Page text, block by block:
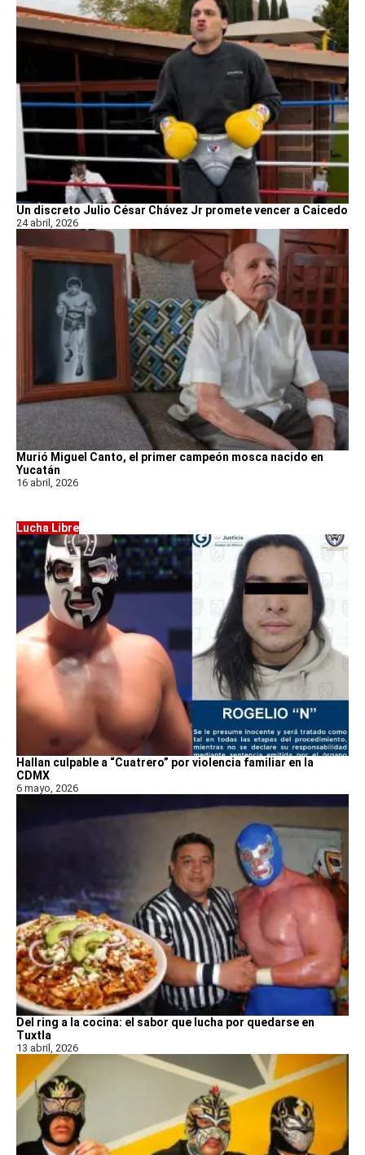
Un discreto Julio César Chávez Jr promete vencer a Caicedo
24 abril, 2026
Murió Miguel Canto, el primer campeón mosca nacido en
Yucatán
16 abril, 2026
Lucha Libre
Hallan culpable a “Cuatrero” por violencia familiar en la
CDMX
6 mayo, 2026
Del ring a la cocina: el sabor que lucha por quedarse en
Tuxtla
13 abril, 2026